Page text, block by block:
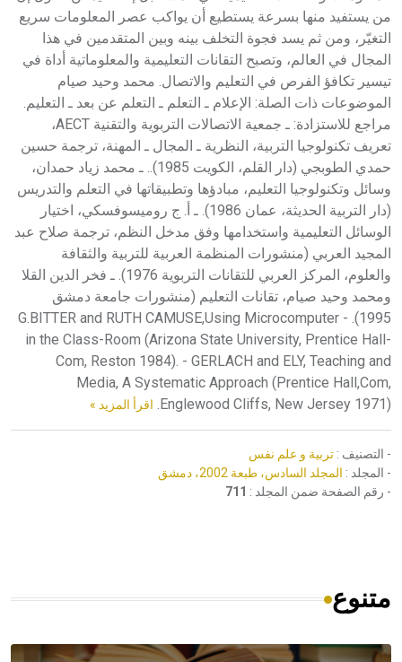
اقرأ المزيد »
- التصنيف : تربية و علم نفس
- المجلد : المجلد السادس، طبعة 2002، دمشق
- رقم الصفحة ضمن المجلد : 711
متنوع